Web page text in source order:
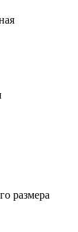
размера